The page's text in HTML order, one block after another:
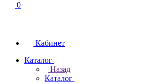
0
Кабинет
Каталог
Назад
Каталог